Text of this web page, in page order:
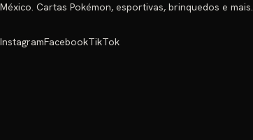
México. Cartas Pokémon, esportivas, brinquedos e mais.
InstagramFacebookTikTok